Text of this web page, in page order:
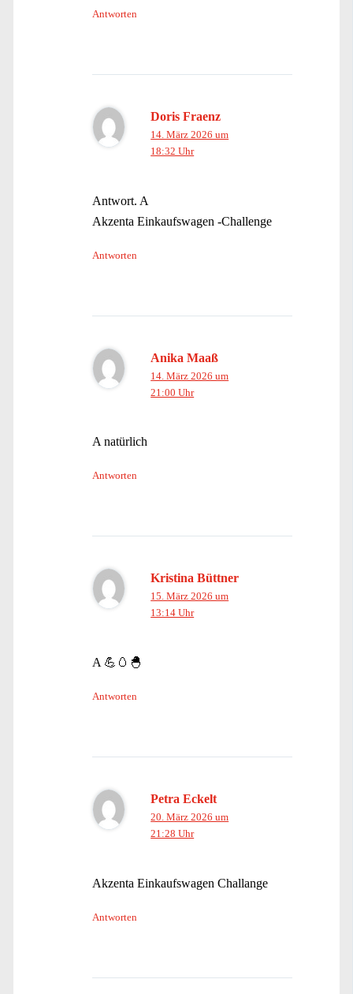
Antworten
Doris Fraenz
14. März 2026 um
18:32 Uhr
Antwort. A
Akzenta Einkaufswagen -Challenge
Antworten
Anika Maaß
14. März 2026 um
21:00 Uhr
A natürlich
Antworten
Kristina Büttner
15. März 2026 um
13:14 Uhr
A 💪🥚🐣
Antworten
Petra Eckelt
20. März 2026 um
21:28 Uhr
Akzenta Einkaufswagen Challange
Antworten